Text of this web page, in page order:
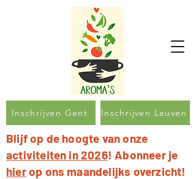
Inschrijven Gent Inschrijven Leuven
Blijf op de hoogte van onze
activiteiten in 2026! Abonneer je
hierop ons maandelijks overzicht!